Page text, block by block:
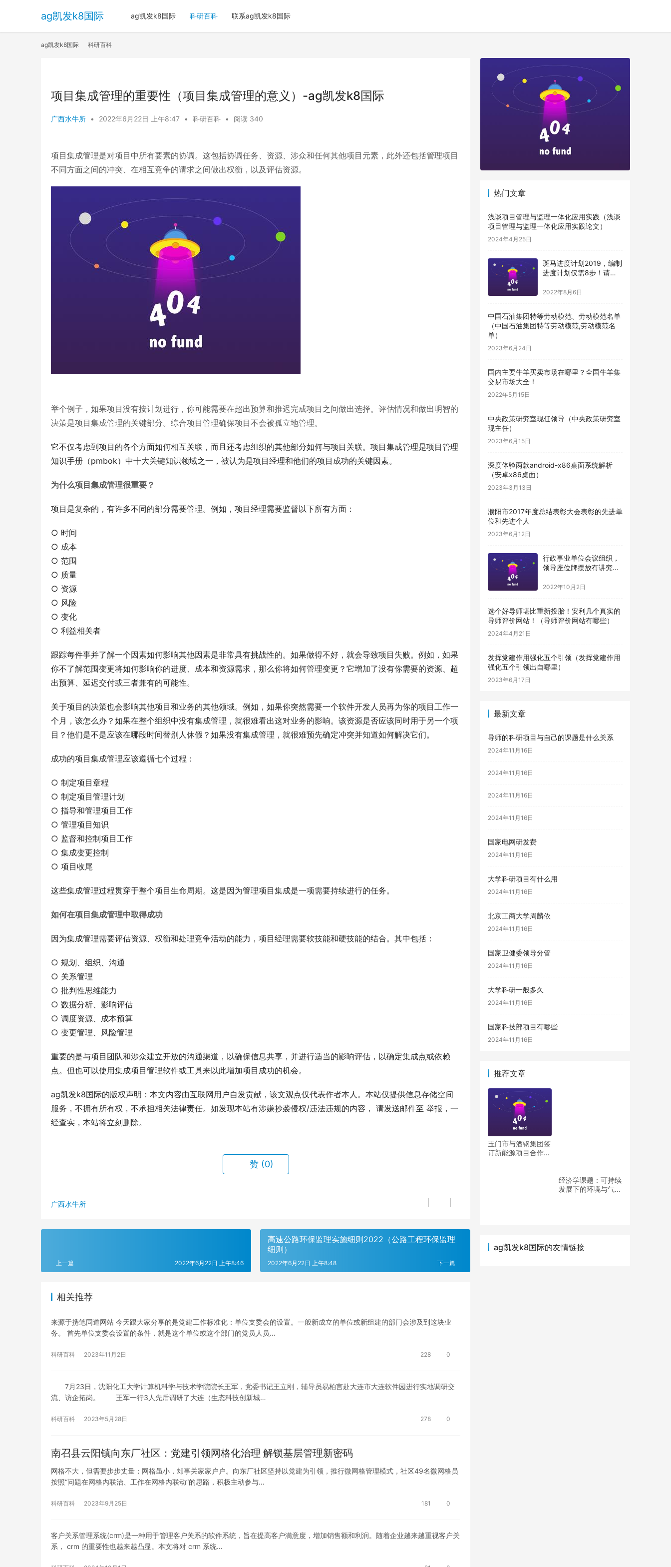
ag凯发k8国际 ag凯发k8国际 科研百科 联系ag凯发k8国际
ag凯发k8国际 科研百科
项目集成管理的重要性（项目集成管理的意义）-ag凯发k8国际
广西水牛所 • 2022年6月22日 上午8:47 • 科研百科 • 阅读 340
项目集成管理是对项目中所有要素的协调。这包括协调任务、资源、涉众和任何其他项目元素，此外还包括管理项目
不同方面之间的冲突、在相互竞争的请求之间做出权衡，以及评估资源。
举个例子，如果项目没有按计划进行，你可能需要在超出预算和推迟完成项目之间做出选择。评估情况和做出明智的
决策是项目集成管理的关键部分。综合项目管理确保项目不会被孤立地管理。
它不仅考虑到项目的各个方面如何相互关联，而且还考虑组织的其他部分如何与项目关联。项目集成管理是项目管理
知识手册（pmbok）中十大关键知识领域之一，被认为是项目经理和他们的项目成功的关键因素。
为什么项目集成管理很重要？
项目是复杂的，有许多不同的部分需要管理。例如，项目经理需要监督以下所有方面：
○ 时间
○ 成本
○ 范围
○ 质量
○ 资源
○ 风险
○ 变化
○ 利益相关者
跟踪每件事并了解一个因素如何影响其他因素是非常具有挑战性的。如果做得不好，就会导致项目失败。例如，如果
你不了解范围变更将如何影响你的进度、成本和资源需求，那么你将如何管理变更？它增加了没有你需要的资源、超
出预算、延迟交付或三者兼有的可能性。
关于项目的决策也会影响其他项目和业务的其他领域。例如，如果你突然需要一个软件开发人员再为你的项目工作一
个月，该怎么办？如果在整个组织中没有集成管理，就很难看出这对业务的影响。该资源是否应该同时用于另一个项
目？他们是不是应该在哪段时间替别人休假？如果没有集成管理，就很难预先确定冲突并知道如何解决它们。
成功的项目集成管理应该遵循七个过程：
○ 制定项目章程
○ 制定项目管理计划
○ 指导和管理项目工作
○ 管理项目知识
○ 监督和控制项目工作
○ 集成变更控制
○ 项目收尾
这些集成管理过程贯穿于整个项目生命周期。这是因为管理项目集成是一项需要持续进行的任务。
如何在项目集成管理中取得成功
因为集成管理需要评估资源、权衡和处理竞争活动的能力，项目经理需要软技能和硬技能的结合。其中包括：
○ 规划、组织、沟通
○ 关系管理
○ 批判性思维能力
○ 数据分析、影响评估
○ 调度资源、成本预算
○ 变更管理、风险管理
重要的是与项目团队和涉众建立开放的沟通渠道，以确保信息共享，并进行适当的影响评估，以确定集成点或依赖
点。但也可以使用集成项目管理软件或工具来以此增加项目成功的机会。
ag凯发k8国际的版权声明：本文内容由互联网用户自发贡献，该文观点仅代表作者本人。本站仅提供信息存储空间
服务，不拥有所有权，不承担相关法律责任。如发现本站有涉嫌抄袭侵权/违法违规的内容， 请发送邮件至 举报，一
经查实，本站将立刻删除。
赞 (0)
广西水牛所
上一篇 2022年6月22日 上午8:46
高速公路环保监理实施细则2022（公路工程环保监理
细则）
下一篇
2022年6月22日 上午8:48
相关推荐
来源于携笔同道网站 今天跟大家分享的是党建工作标准化：单位支委会的设置。一般新成立的单位或新组建的部门会涉及到这块业
务。 首先单位支委会设置的条件，就是这个单位或这个部门的党员人员…
科研百科 2023年11月2日 228 0
7月23日，沈阳化工大学计算机科学与技术学院院长王军，党委书记王立刚，辅导员易柏言赴大连市大连软件园进行实地调研交
流、访企拓岗。 王军一行3人先后调研了大连（生态科技创新城…
科研百科 2023年5月28日 278 0
南召县云阳镇向东厂社区：党建引领网格化治理 解锁基层管理新密码
网格不大，但需要步步丈量；网格虽小，却事关家家户户。向东厂社区坚持以党建为引领，推行微网格管理模式，社区49名微网格员
按照“问题在网格内联治、工作在网格内联动”的思路，积极主动参与…
科研百科 2023年9月25日 181 0
客户关系管理系统(crm)是一种用于管理客户关系的软件系统，旨在提高客户满意度，增加销售额和利润。随着企业越来越重视客户关
系， crm 的重要性也越来越凸显。本文将对 crm 系统…
热门文章
浅谈项目管理与监理一体化应用实践（浅谈
项目管理与监理一体化应用实践论文）
2024年4月25日
斑马进度计划2019，编制
进度计划仅需8步！请收
骤）
2022年8月6日
中国石油集团特等劳动模范、劳动模范名单
（中国石油集团特等劳动模范,劳动模范名
单）
2023年6月24日
国内主要牛羊买卖市场在哪里？全国牛羊集
交易市场大全！
2022年5月15日
中央政策研究室现任领导（中央政策研究室
现主任）
2023年6月15日
深度体验两款android-x86桌面系统解析
（安卓x86桌面）
2023年3月13日
濮阳市2017年度总结表彰大会表彰的先进单
位和先进个人
2023年6月12日
行政事业单位会议组织，
领导座位牌摆放有讲究，
放顺序）
2022年10月2日
选个好导师堪比重新投胎！安利几个真实的
导师评价网站！（导师评价网站有哪些）
2024年4月21日
发挥党建作用强化五个引领（发挥党建作用
强化五个引领出自哪里）
2023年6月17日
最新文章
导师的科研项目与自己的课题是什么关系
2024年11月16日
2024年11月16日
2024年11月16日
2024年11月16日
国家电网研发费
2024年11月16日
大学科研项目有什么用
2024年11月16日
北京工商大学周麟依
2024年11月16日
国家卫健委领导分管
2024年11月16日
大学科研一般多久
2024年11月16日
国家科技部项目有哪些
2024年11月16日
推荐文章
玉门市与酒钢集团签
订新能源项目合作协
经济学课题：可持续
发展下的环境与气候
ag凯发k8国际的友情链接